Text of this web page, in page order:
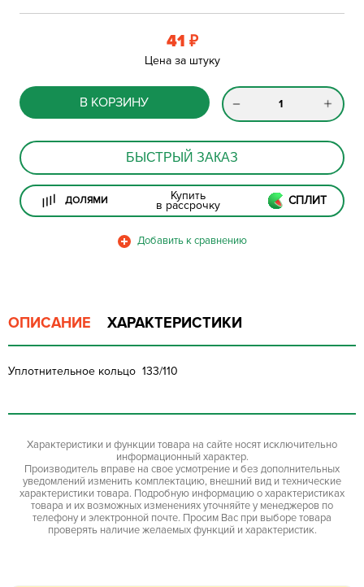
41 ₽
Цена за штуку
В КОРЗИНУ
БЫСТРЫЙ ЗАКАЗ
ДОЛЯМИ Купить
в рассрочку СПЛИТ
ОПИСАНИЕ ХАРАКТЕРИСТИКИ
Уплотнительное кольцо 133/110
Характеристики и функции товара на сайте носят исключительно
информационный характер.
Производитель вправе на свое усмотрение и без дополнительных
уведомлений изменить комплектацию, внешний вид и технические
характеристики товара. Подробную информацию о характеристиках
товара и их возможных изменениях уточняйте у менеджеров по
телефону и электронной почте. Просим Вас при выборе товара
проверять наличие желаемых функций и характеристик.